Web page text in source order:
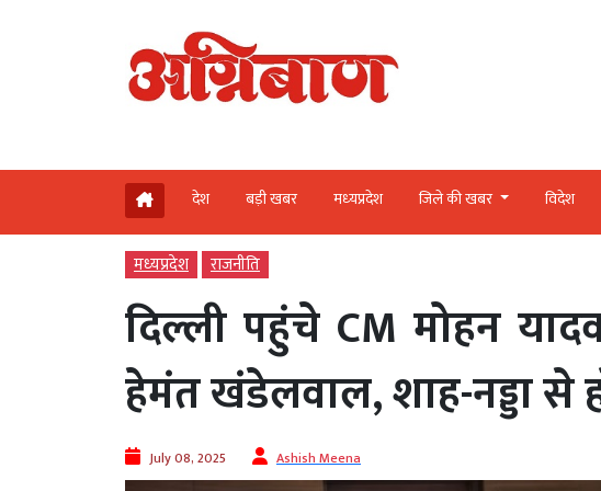
देश बड़ी खबर मध्‍यप्रदेश जिले की खबर विदेश
मध्‍यप्रदेश राजनीति
दिल्ली पहुंचे CM मोहन
हेमंत खंडेलवाल, शाह-नड्डा से
July 08, 2025 Ashish Meena